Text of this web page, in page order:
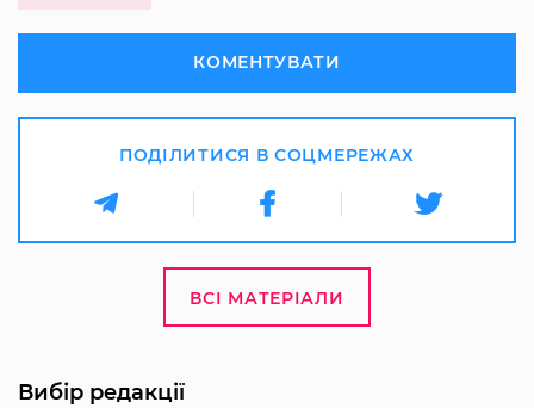
КОМЕНТУВАТИ
ПОДІЛИТИСЯ В СОЦМЕРЕЖАХ
ВСІ МАТЕРІАЛИ
Вибір редакції